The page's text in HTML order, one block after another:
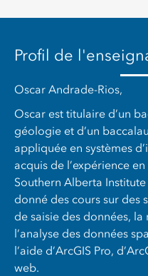
Profil de
Oscar Andrade-Rios,
Oscar est titulaire d’un
géologie et d’un
appliquée en systèmes
acquis de l’expérience
Southern Alberta
donné des cours sur des
de saisie des données,
l’analyse des données
l’aide d’ArcGIS Pro,
web.